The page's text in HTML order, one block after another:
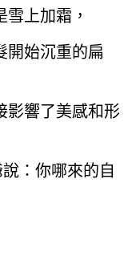
上加霜，
開始沉重的扁
影響了美感和形
：你哪來的自